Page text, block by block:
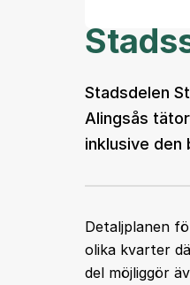
Stadsdelen
Alingsås
inklusive den
Detaljplanen
olika kvarter
del möjliggör